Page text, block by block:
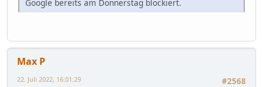
Google bereits am Donnerstag blockiert.
Max P
#2568
22. Juli 2022, 16:01:29